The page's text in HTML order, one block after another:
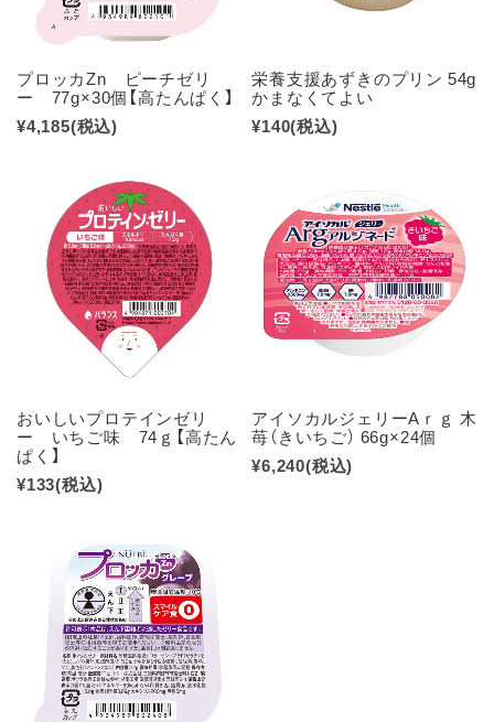
プロッカZn ピーチゼリ
ー 77g×30個【高たんぱく】
¥4,185(税込)
栄養支援あずきのプリン 54g
かまなくてよい
¥140(税込)
おいしいプロテインゼリ
ー いちご味 74ｇ【高たん
ぱく】
¥133(税込)
アイソカルジェリーAｒｇ 木
苺（きいちご） 66g×24個
¥6,240(税込)